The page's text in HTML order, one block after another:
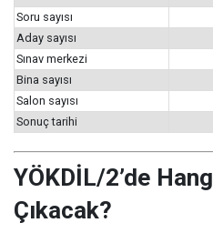
Soru sayısı
Aday sayısı
Sınav merkezi
Bina sayısı
Salon sayısı
Sonuç tarihi
YÖKDİL/2’de
Çıkacak?